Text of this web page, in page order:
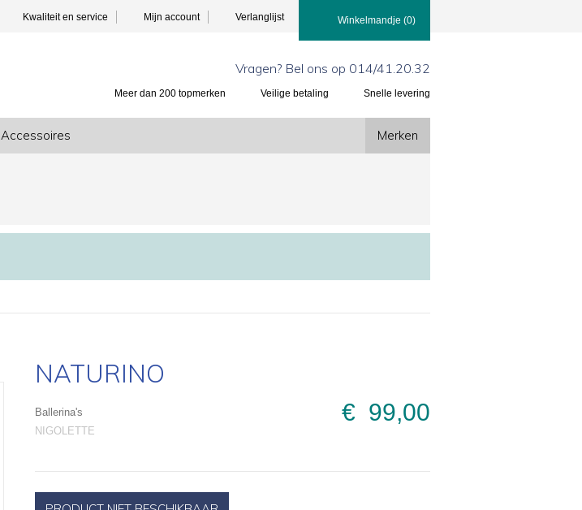
Winkelmandje (0)
Kwaliteit en service Mijn account Verlanglijst
Vragen? Bel ons op 014/41.20.32
Meer dan 200 topmerken Veilige betaling Snelle levering
Accessoires Merken
NATURINO
€ 99,00
Ballerina's
NIGOLETTE